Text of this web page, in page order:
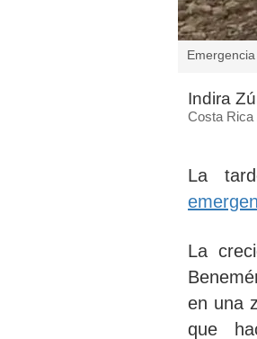
Indira
Costa Rica
La
La
en una
que